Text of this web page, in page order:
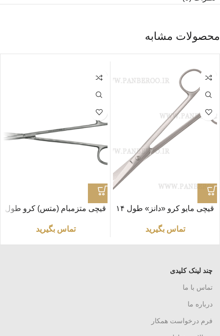
محصولات مشابه
قیچی مایو کرو «دانز» طول ۱۴
تماس بگیرید
قیچی متزمبام (متس) کرو طول
تماس بگیرید
چند لینک کلیدی
تماس با ما
درباره ما
فرم درخواست همکار